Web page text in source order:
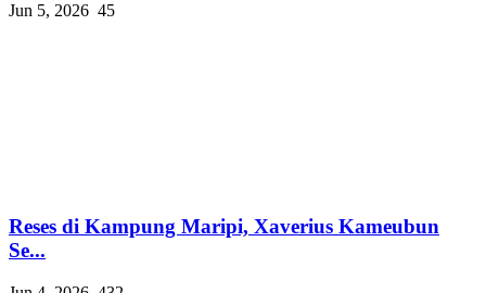
Jun 5, 2026 45
Reses di Kampung Maripi, Xaverius Kameubun
Se...